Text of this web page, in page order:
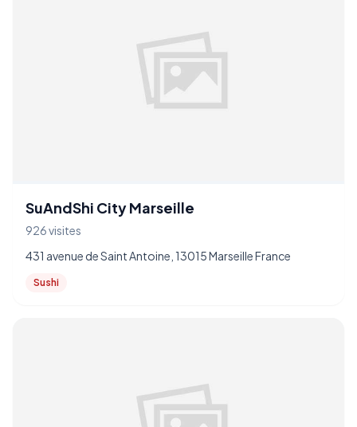
SuAndShi City Marseille
926 visites
431 avenue de Saint Antoine, 13015 Marseille France
Sushi